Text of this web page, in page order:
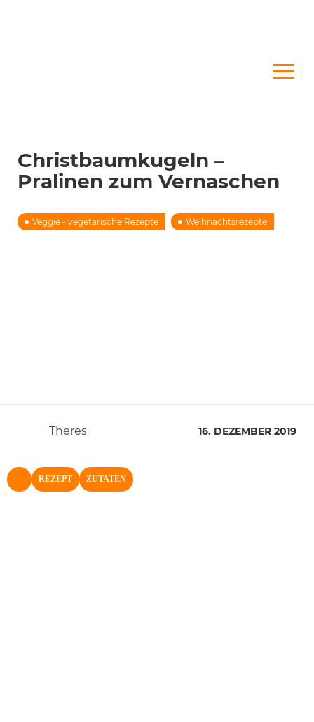
Christbaumkugeln –
Pralinen zum Vernaschen
Veggie - vegetarische Rezepte Weihnachtsrezepte
Theres 16. DEZEMBER 2019
NACH OBEN
REZEPT ZUTATEN